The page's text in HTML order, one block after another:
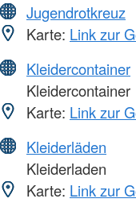
Jugendrotkreuz
Karte: Link zur
Kleidercontainer
Kleidercontainer
Karte: Link zur
Kleiderläden
Kleiderladen
Karte: Link zur